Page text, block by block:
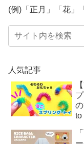
(例)「正月」「花」
人気記事
to